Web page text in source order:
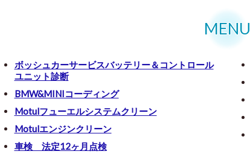
MENU
ボッシュカーサービスバッテリー＆コントロール
ユニット診断
BMW&MINIコーディング
Motulフューエルシステムクリーン
Motulエンジンクリーン
車検 法定12ヶ月点検